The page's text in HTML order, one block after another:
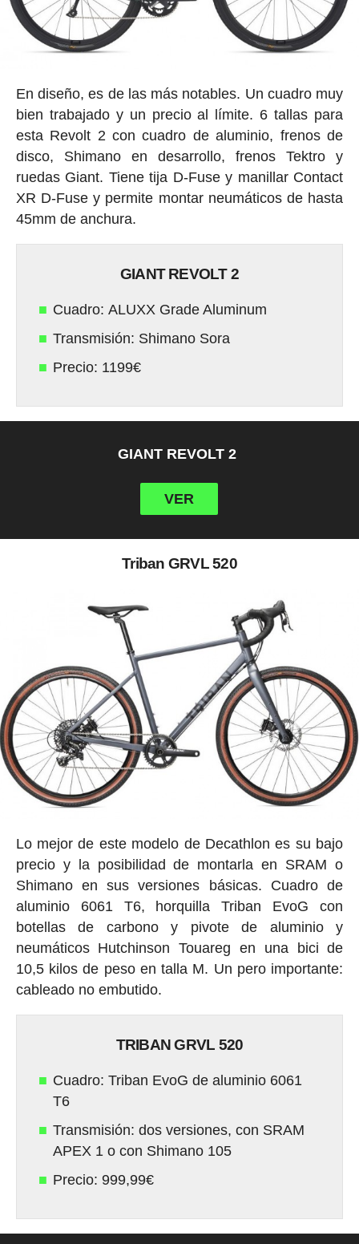
En diseño, es de las más notables. Un cuadro muy
bien trabajado y un precio al límite. 6 tallas para
esta Revolt 2 con cuadro de aluminio, frenos de
disco, Shimano en desarrollo, frenos Tektro y
ruedas Giant. Tiene tija D-Fuse y manillar Contact
XR D-Fuse y permite montar neumáticos de hasta
45mm de anchura.
GIANT REVOLT 2
Cuadro: ALUXX Grade Aluminum
Transmisión: Shimano Sora
Precio: 1199€
GIANT REVOLT 2
VER
Triban GRVL 520
Lo mejor de este modelo de Decathlon es su bajo
precio y la posibilidad de montarla en SRAM o
Shimano en sus versiones básicas. Cuadro de
aluminio 6061 T6, horquilla Triban EvoG con
botellas de carbono y pivote de aluminio y
neumáticos Hutchinson Touareg en una bici de
10,5 kilos de peso en talla M. Un pero importante:
cableado no embutido.
TRIBAN GRVL 520
Cuadro: Triban EvoG de aluminio 6061
T6
Transmisión: dos versiones, con SRAM
APEX 1 o con Shimano 105
Precio: 999,99€